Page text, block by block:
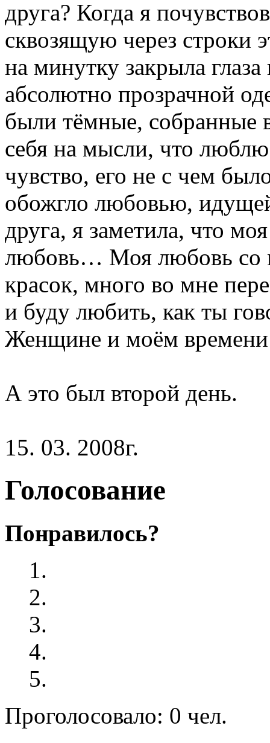
друга? Когда я
сквозящую через строки
на минутку закрыла
абсолютно прозрачной
были тёмные, собранные
себя на мысли, что
чувство, его не с чем
обожгло любовью,
друга, я заметила, что
любовь… Моя любовь со
красок, много во мне
и буду любить, как ты
Женщине и моём времени
А это был второй день.
15. 03. 2008г.
Голосование
Понравилось?
Проголосовало: 0 чел.